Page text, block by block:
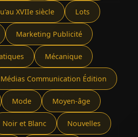
XVIIe siècle Lots
Marketing Publicité
Mécanique
Médias Communication Édition
Mode Moyen-âge
Noir et Blanc Nouvelles